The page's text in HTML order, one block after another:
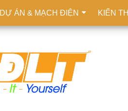
DỰ ÁN & MẠCH ĐIỆN KIẾN